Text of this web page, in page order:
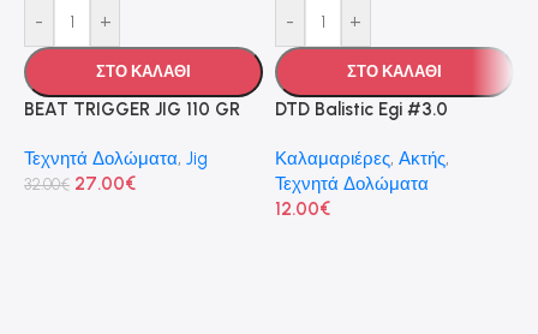
- +
ΣΤΟ ΚΑΛΑΘΙ
BEAT TRIGGER JIG 110 GR
Τεχνητά Δολώματα, Jig
32.00€ 27.00€
- +
ΣΤΟ ΚΑΛΑΘΙ
DTD Balistic Egi #3.0
Καλαμαριέρες, Ακτής,
Τεχνητά Δολώματα
12.00€